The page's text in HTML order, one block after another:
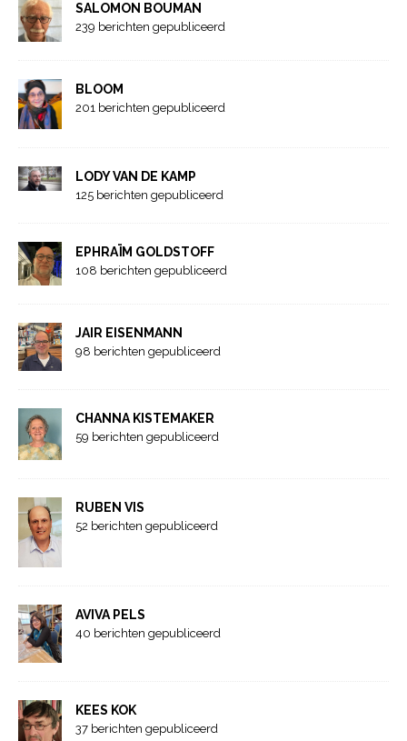
SALOMON BOUMAN
239 berichten gepubliceerd
BLOOM
201 berichten gepubliceerd
LODY VAN DE KAMP
125 berichten gepubliceerd
EPHRAÏM GOLDSTOFF
108 berichten gepubliceerd
JAIR EISENMANN
98 berichten gepubliceerd
CHANNA KISTEMAKER
59 berichten gepubliceerd
RUBEN VIS
52 berichten gepubliceerd
AVIVA PELS
40 berichten gepubliceerd
KEES KOK
37 berichten gepubliceerd